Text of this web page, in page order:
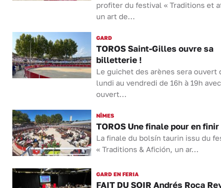
profiter du festival « Traditions et
un art de...
GARD
TOROS Saint-Gilles ouvre sa
billetterie !
Le guichet des arènes sera ouvert
lundi au vendredi de 16h à 19h
ouvert...
NÎMES
TOROS Une finale pour en finir
La finale du bolsín taurin issu du
« Traditions & Afición, un ar...
GARD EN FERIA
FAIT DU SOIR Andrés Roca